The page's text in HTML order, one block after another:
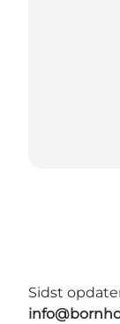
Sidst